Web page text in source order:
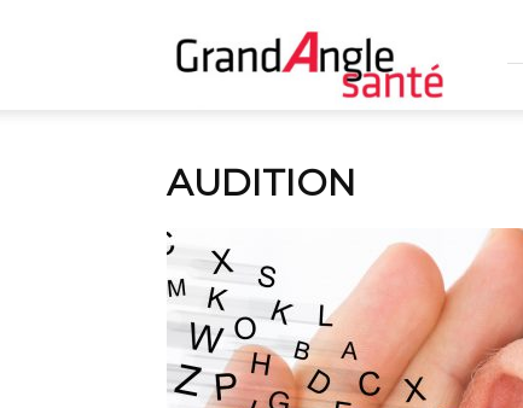
Angle
Santé
AUDITION